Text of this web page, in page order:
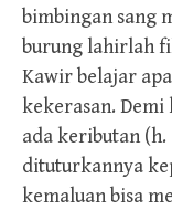
bimbingan sang
burung lahirlah
Kawir belajar
kekerasan.
ada keributan (h.
dituturkannya
kemaluan bisa